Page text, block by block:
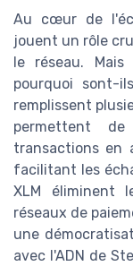
Au cœur de
jouent un rôle
le réseau.
pourquoi sont-
remplissent
permettent
transactions en
facilitant les
XLM éliminent
réseaux de
une
avec l'ADN de